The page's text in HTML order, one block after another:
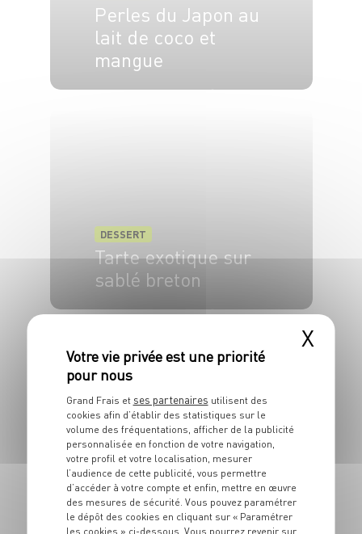
Perles du Japon au
lait de coco et
mangue
DESSERT
Tarte exotique sur
sablé breton
8 pers. 40 min 30 min
DESSERT
Brochettes de fruits
avec yeux en
chocolat
X
Grand Frais et ses partenaires utilisent des
cookies afin d’établir des statistiques sur le
volume des fréquentations, afficher de la publicité
personnalisée en fonction de votre navigation,
votre profil et votre localisation, mesurer
l’audience de cette publicité, vous permettre
d’accéder à votre compte et enfin, mettre en œuvre
des mesures de sécurité. Vous pouvez paramétrer
le dépôt des cookies en cliquant sur « Paramétrer
les cookies » ci-dessous. Vous pourrez revenir sur